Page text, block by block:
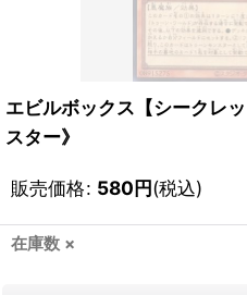
エビルボックス【シークレ
スター》
販売価格: 580円(税込)
在庫数 ×